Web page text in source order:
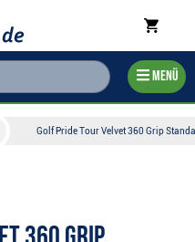
Menü
Golf Pride Tour Velvet 360 Grip